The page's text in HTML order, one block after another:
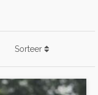
Sorteer